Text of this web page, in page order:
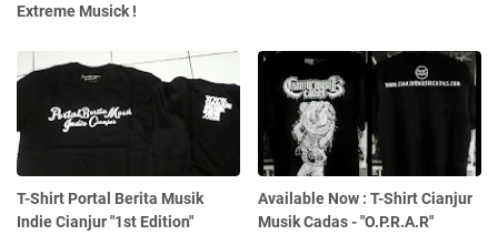
Extreme Musick !
T-Shirt Portal Berita Musik
Indie Cianjur "1st Edition"
Available Now : T-Shirt Cianjur
Musik Cadas - "O.P.R.A.R"